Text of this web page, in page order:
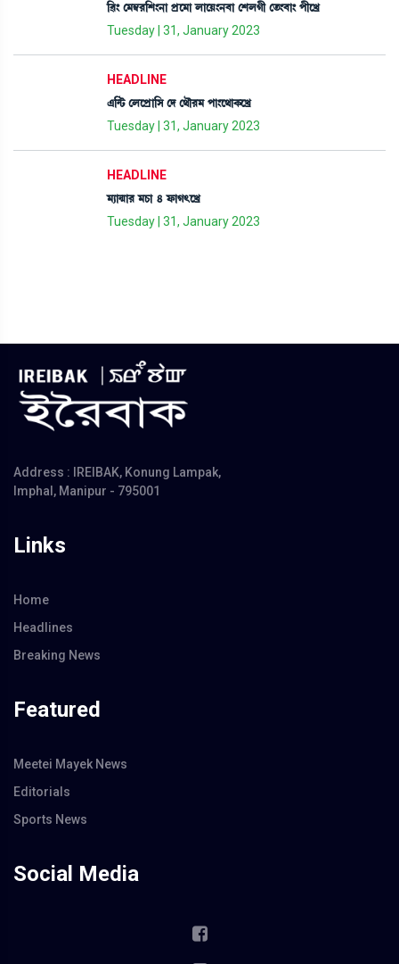
[¯} ë³´¬¹[Å}>à šøì³à ºàìÚ}>¤à ëÅºKã ët¡}¤à} šãìJø
Tuesday | 31, January 2023
HEADLINE
&[@i¡ ëºìšøà[Î ëƒ ë=ï¹³ šà}ì=àA¡ìJø
Tuesday | 31, January 2023
HEADLINE
³¸à@µà¹ ³W¡à 4 ó¡àK;ìJø
Tuesday | 31, January 2023
Address : IREIBAK, Konung Lampak,
Imphal, Manipur - 795001
Links
Home
Headlines
Breaking News
Featured
Meetei Mayek News
Editorials
Sports News
Social Media